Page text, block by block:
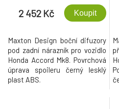
2 452 Kč Koupit
Maxton Design boční difuzory
pod zadní nárazník pro vozidlo
Honda Accord Mk8. Povrchová
úprava spoileru černý lesklý
plast ABS.